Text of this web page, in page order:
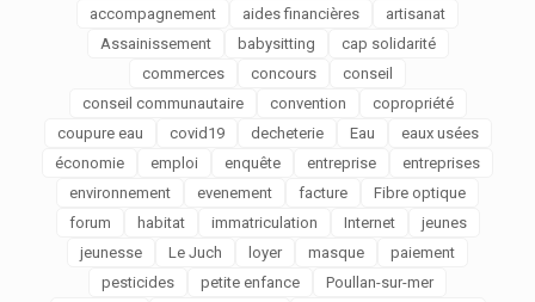
accompagnement aides financières
artisanat
Assainissement
babysitting
cap solidarité
commerces
concours
conseil
conseil communautaire
convention
copropriété
coupure eau
covid19 decheterie Eau
eaux usées
économie
emploi enquête entreprise
entreprises
environnement
evenement facture
Fibre optique
forum
habitat immatriculation Internet
jeunes
jeunesse
Le Juch loyer masque
paiement
pesticides
petite enfance
Poullan-sur-mer